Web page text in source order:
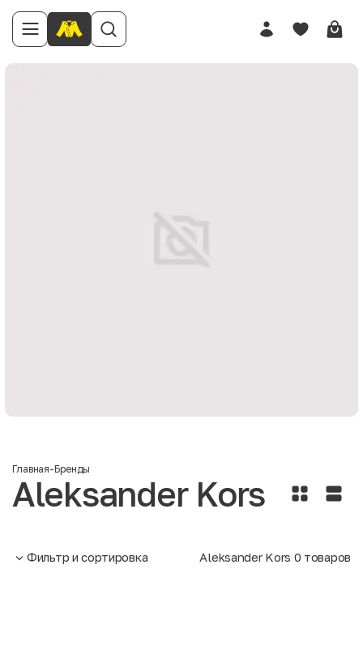
Главная-Бренды
Aleksander Kors
Фильтр и сортировка Aleksander Kors 0 товаров